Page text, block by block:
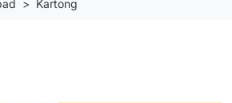
Kartong